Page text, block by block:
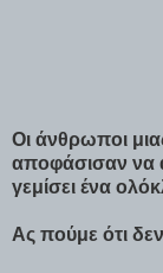
Οι άνθρωποι
αποφάσισαν να
γεμίσει ένα
Ας πούμε ότι